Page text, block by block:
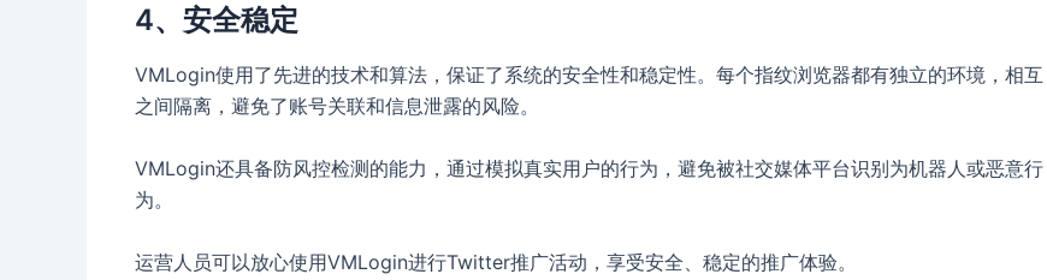
4、安全稳定
VMLogin使用了先进的技术和算法，保证了系统的安全性和稳定性。每个指纹浏览器都有独立的环境，相互
之间隔离，避免了账号关联和信息泄露的风险。
VMLogin还具备防风控检测的能力，通过模拟真实用户的行为，避免被社交媒体平台识别为机器人或恶意行
为。
运营人员可以放心使用VMLogin进行Twitter推广活动，享受安全、稳定的推广体验。